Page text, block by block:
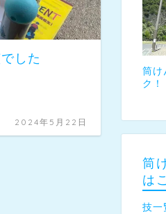
した
2024年5月22日
筒け
ク！
筒
は
技一